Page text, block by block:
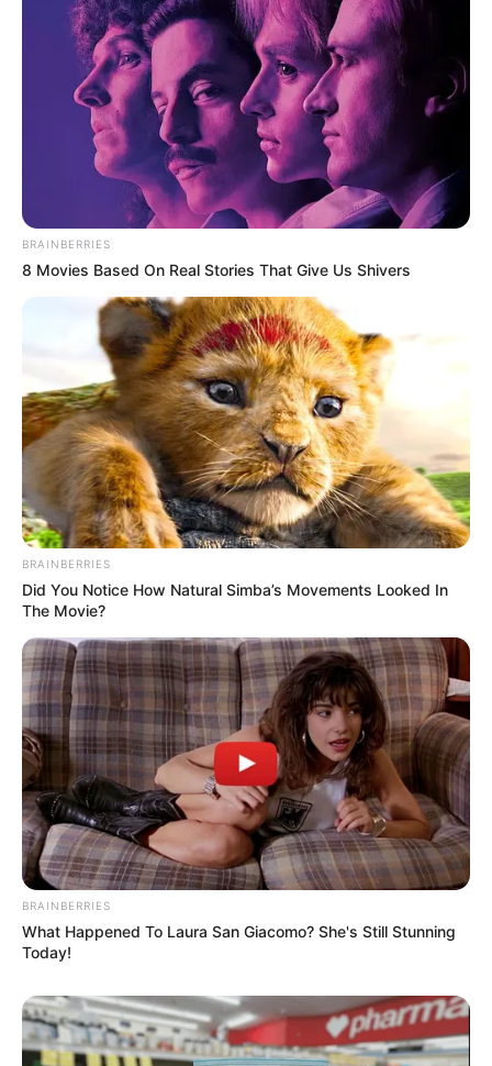
BRAINBERRIES
8 Movies Based On Real Stories That Give Us Shivers
BRAINBERRIES
Did You Notice How Natural Simba’s Movements Looked In
The Movie?
BRAINBERRIES
What Happened To Laura San Giacomo? She's Still Stunning
Today!